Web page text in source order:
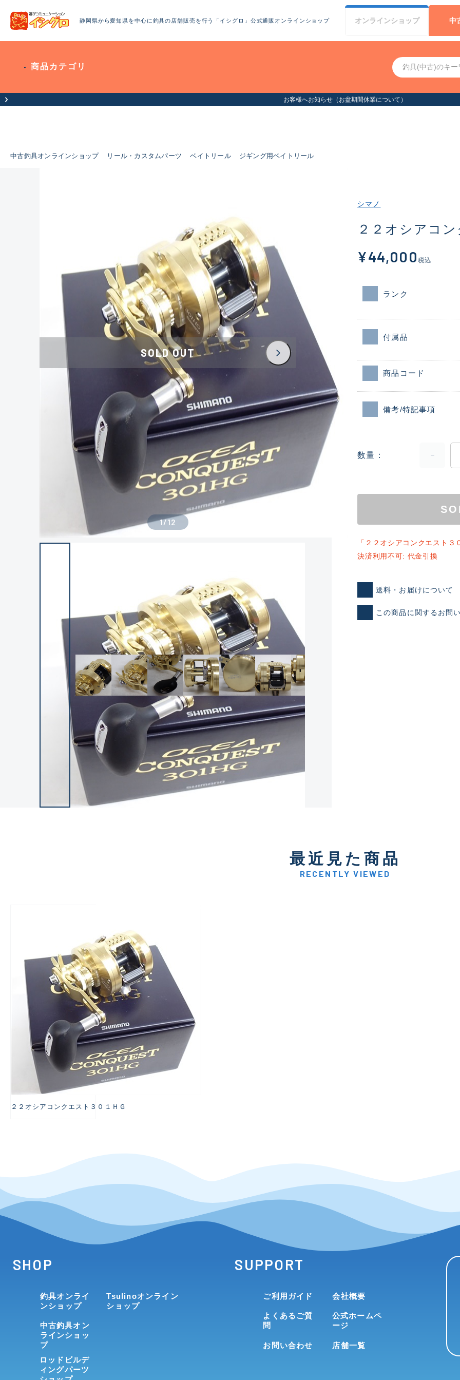
静岡県から愛知県を中心に釣具の店舗販売を行う「イシグロ」公式通販オンラインショップ オンラインショップ 中
商品カテゴリ
お客様へお知らせ（お盆期間休業について）
中古釣具オンラインショップ リール・カスタムパーツ ベイトリール ジギング用ベイトリール
良
新古品（メーカー問屋から
C-
い品
SOLD OUT
1/12
シマノ
２２オシアコ
¥44,000 税込
ランク
付属品
商品コード
備考/特記事項
数量
「２２オシアコンクエスト３
決済利用不可: 代金引換
送料・お届けについて
この商品に関するお問
最近見た商品
RECENTLY VIEWED
２２オシアコンクエスト３０１ＨＧ
SHOP
釣具オンライ
ンショップ
中古釣具オン
ラインショッ
プ
ロッドビルデ
ィングパーツ
Tsulinoオンライン
ショップ
SUPPORT
ご利用ガイド
よくあるご質
問
お問い合わせ
会社概要
公式ホームペ
ージ
店舗一覧